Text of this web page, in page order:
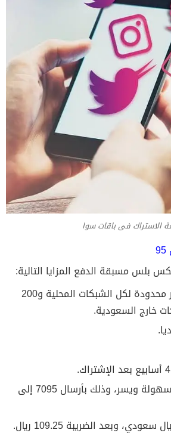
الاستراك فى باقات سوا
بلس مسبقة الدفع المزايا التالية:
مكالمات: دقائق غير محدودة لكل الشبكات المحلية و200
خارج السعودية.
اشترك فى الباقة بسهولة ويسر، وذلك بأرسال 7095 إلى